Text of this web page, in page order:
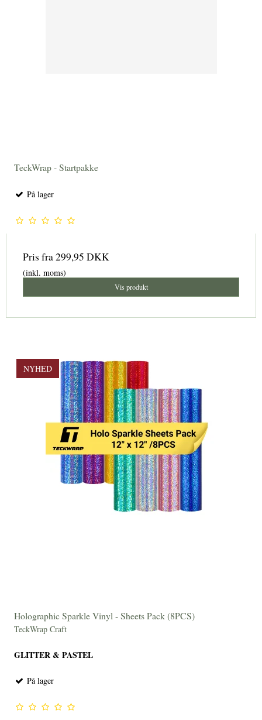
TeckWrap - Startpakke
På lager
Pris fra299,95 DKK
(inkl. moms)
Vis produkt
NYHED
Holographic Sparkle Vinyl - Sheets Pack (8PCS)
TeckWrap Craft
GLITTER & PASTEL
På lager